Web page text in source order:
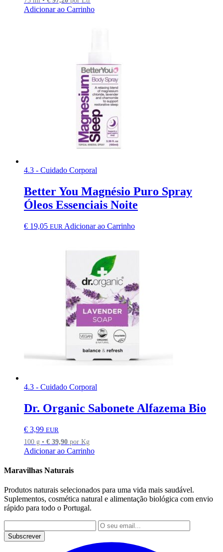
Adicionar ao Carrinho
4.3 - Cuidado Corporal
Better You Magnésio Puro Spray
Óleos Essenciais Noite
€ 19,05 EUR Adicionar ao Carrinho
4.3 - Cuidado Corporal
Dr. Organic Sabonete Alfazema Bio
€ 3,99 EUR
100 g • € 39,90 por Kg
Adicionar ao Carrinho
Maravilhas Naturais
Produtos naturais selecionados para uma vida mais saudável.
Suplementos, cosmética natural e alimentação biológica com envio
rápido para todo o Portugal.
Subscrever